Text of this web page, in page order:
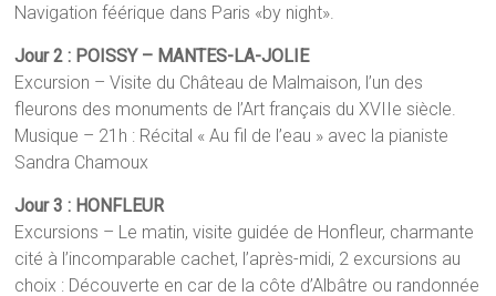
Navigation féérique dans Paris «by night».
Jour 2 : POISSY – MANTES-LA-JOLIE
Excursion – Visite du Château de Malmaison, l’un des
fleurons des monuments de l’Art français du XVIIe siècle.
Musique – 21h : Récital « Au fil de l’eau » avec la pianiste
Sandra Chamoux
Jour 3 : HONFLEUR
Excursions – Le matin, visite guidée de Honfleur, charmante
cité à l’incomparable cachet, l’après-midi, 2 excursions au
choix : Découverte en car de la côte d’Albâtre ou randonnée